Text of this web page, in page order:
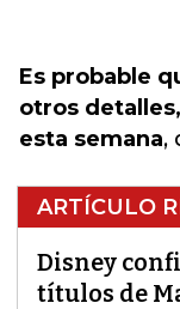
Es probable
otros
esta semana,
ARTÍCULO
Disney
títulos de